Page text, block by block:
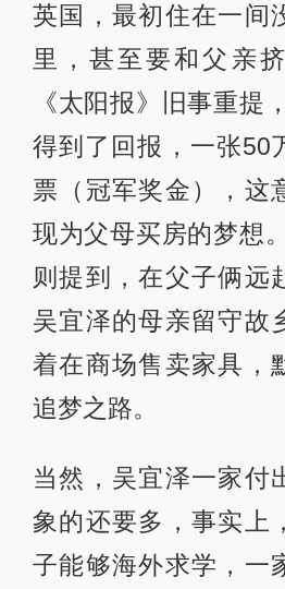
英国，最初住在一间
里，甚至要和父亲
《太阳报》旧事重提
得到了回报，一张50
票（冠军奖金），这
现为父母买房的梦想
则提到，在父子俩远
吴宜泽的母亲留守故
着在商场售卖家具，
追梦之路。
当然，吴宜泽一家付
象的还要多，事实上
子能够海外求学，一